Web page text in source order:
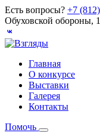
Есть вопросы? +7
Обуховской обороны,
Главная
О конкурсе
Выставки
Галерея
Контакты
Помочь